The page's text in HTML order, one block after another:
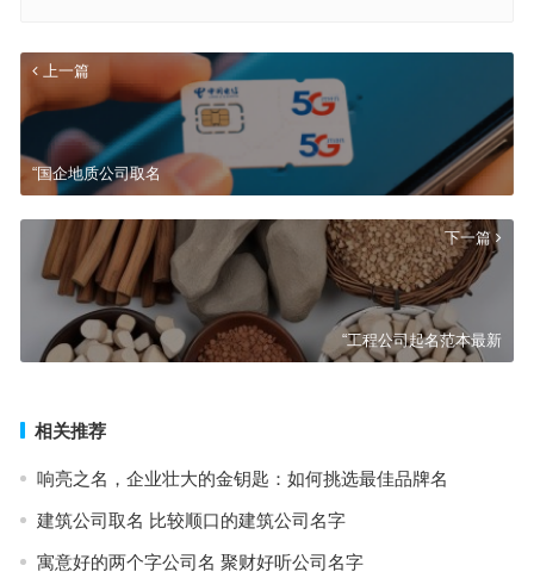
上一篇
“国企地质公司取名
下一篇
“工程公司起名范本最新
相关推荐
响亮之名，企业壮大的金钥匙：如何挑选最佳品牌名
建筑公司取名 比较顺口的建筑公司名字
寓意好的两个字公司名 聚财好听公司名字